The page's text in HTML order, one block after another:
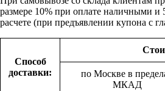
размере 10% при оплате наличными и
расчете (при предъявлении купона с
Способ
доставки:
по Москве в
МКАД